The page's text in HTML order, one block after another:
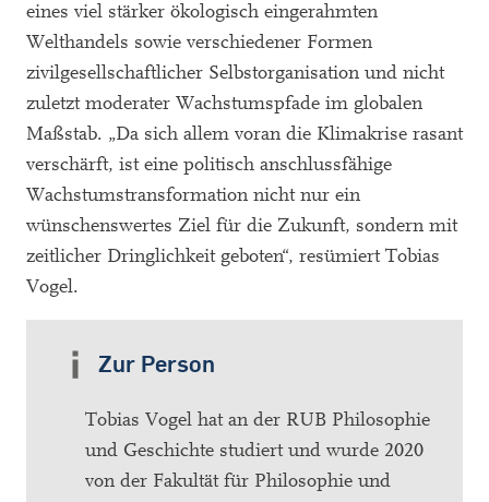
eines viel stärker ökologisch eingerahmten
Welthandels sowie verschiedener Formen
zivilgesellschaftlicher Selbstorganisation und nicht
zuletzt moderater Wachstumspfade im globalen
Maßstab. „Da sich allem voran die Klimakrise rasant
verschärft, ist eine politisch anschlussfähige
Wachstumstransformation nicht nur ein
wünschenswertes Ziel für die Zukunft, sondern mit
zeitlicher Dringlichkeit geboten“, resümiert Tobias
Vogel.
Zur Person
Tobias Vogel hat an der RUB Philosophie
und Geschichte studiert und wurde 2020
von der Fakultät für Philosophie und